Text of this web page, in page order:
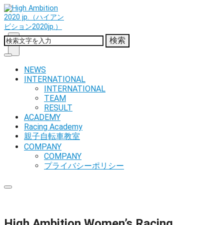
検索
NEWS
INTERNATIONAL
INTERNATIONAL
TEAM
RESULT
ACADEMY
Racing Academy
親子自転車教室
COMPANY
COMPANY
プライバシーポリシー